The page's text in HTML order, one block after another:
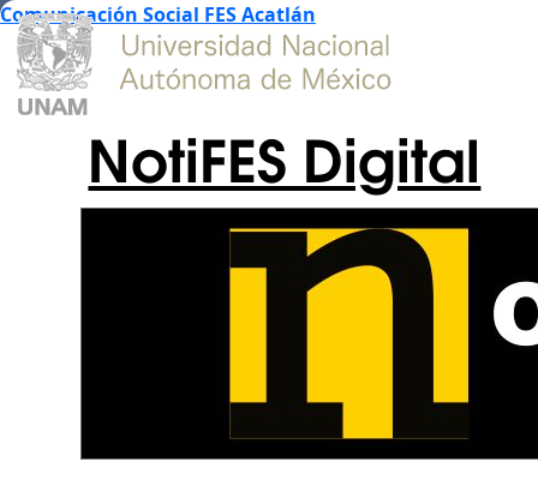
Comunicación Social FES Acatlán
NotiFES Digital